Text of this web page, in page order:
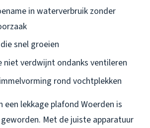
in waterverbruik zonder
snel groeien
niet verdwijnt ondanks ventileren
rond vochtplekken
een lekkage plafond Woerden is
Met de juiste apparatuur